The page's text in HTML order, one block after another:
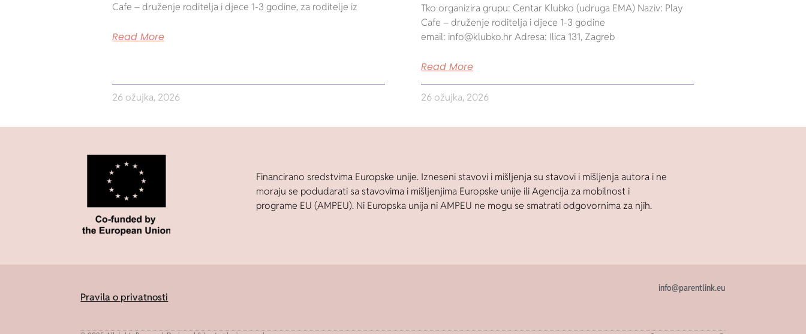
Cafe – druženje roditelja i djece 1-3 godine, za roditelje iz
Read More
26 ožujka, 2026
Tko organizira grupu: Centar Klubko (udruga EMA) Naziv: Play
Cafe – druženje roditelja i djece 1-3 godine
email: info@klubko.hr Adresa: Ilica 131, Zagreb
Read More
26 ožujka, 2026
Financirano sredstvima Europske unije. Izneseni stavovi i mišljenja su stavovi i mišljenja autora i ne
moraju se podudarati sa stavovima i mišljenjima Europske unije ili Agencija za mobilnost i
programe EU (AMPEU). Ni Europska unija ni AMPEU ne mogu se smatrati odgovornima za njih.
Pravila o privatnosti
info@parentlink.eu